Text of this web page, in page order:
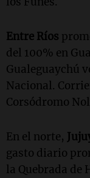
Entre Ríos
del 100% en
Gualeguaychú
Nacional.
Corsódromo
En el norte,
gasto diario
la Quebrada de